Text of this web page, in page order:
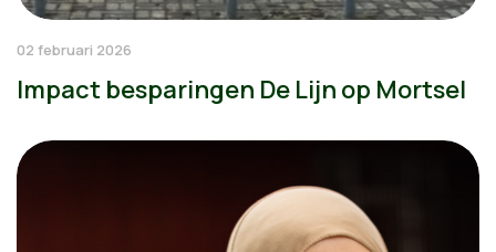
02 februari 2026
Impact besparingen De Lijn op Mortsel